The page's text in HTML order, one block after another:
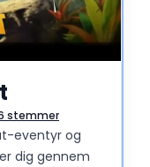
stemmer
eventyr og
dig gennem